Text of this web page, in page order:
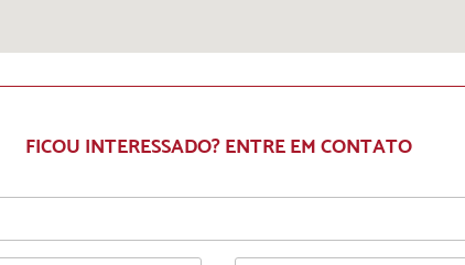
FICOU INTERESSADO? ENTRE EM CONTATO